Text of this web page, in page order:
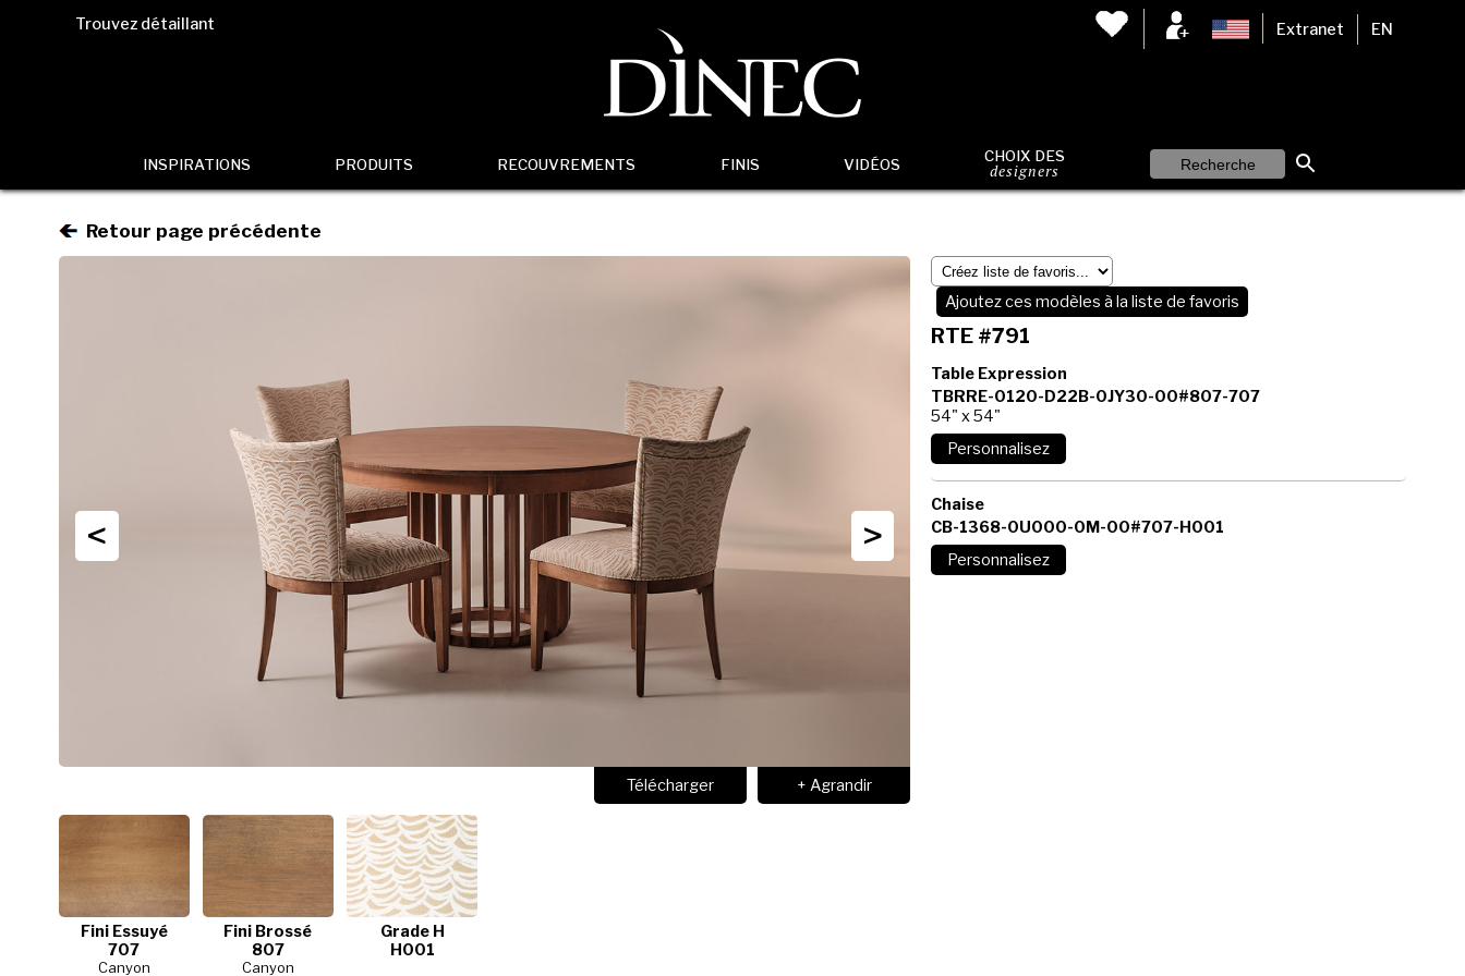
Trouvez détaillant Extranet EN
INSPIRATIONS PRODUITS RECOUVREMENTS FINIS VIDÉOS CHOIX DES
designers
Retour page précédente
< >
+ Agrandir
Télécharger
Fini Essuyé
707
Canyon
Fini Brossé
807
Canyon
Grade H
H001
Ajoutez ces modèles à la liste de favoris
RTE #791
Table Expression
TBRRE-0120-D22B-0JY30-00#807-707
54" x 54"
Chaise
CB-1368-0U000-0M-00#707-H001